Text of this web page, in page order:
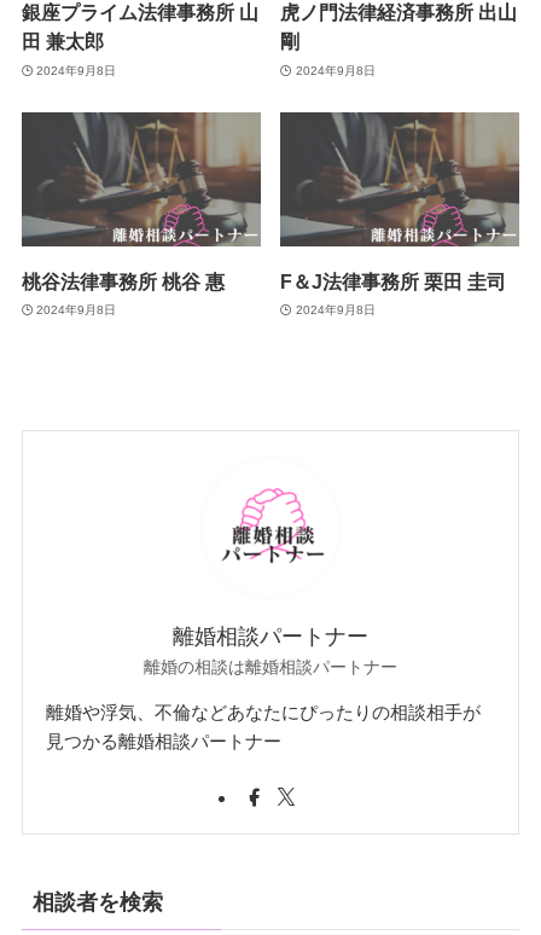
銀座プライム法律事務所 山
田 兼太郎
2024年9月8日
虎ノ門法律経済事務所 出山
剛
2024年9月8日
桃谷法律事務所 桃谷 惠
2024年9月8日
F＆J法律事務所 栗田 圭司
2024年9月8日
離婚相談パートナー
離婚の相談は離婚相談パートナー
離婚や浮気、不倫などあなたにぴったりの相談相手が
見つかる離婚相談パートナー
相談者を検索